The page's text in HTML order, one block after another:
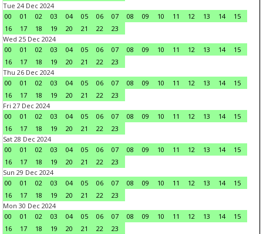
Tue 24 Dec 2024
00
01 02 03 04 05 06 07 08 09 10 11 12 13 14
15
16
17 18 19 20 21 22
23
Wed 25 Dec 2024
00
01 02 03 04 05 06 07 08 09 10 11 12 13 14
15
16
17 18 19 20 21 22
23
Thu 26 Dec 2024
00
01 02 03 04 05 06 07 08 09 10 11 12 13 14
15
16
17 18 19 20 21 22
23
Fri 27 Dec 2024
00
01 02 03 04 05 06 07 08 09 10 11 12 13 14
15
16
17 18 19 20 21 22
23
Sat 28 Dec 2024
00
01 02 03 04 05 06 07 08 09 10 11 12 13 14
15
16
17 18 19 20 21 22
23
Sun 29 Dec 2024
00
01 02 03 04 05 06 07 08 09 10 11 12 13 14
15
16
17 18 19 20 21 22
23
Mon 30 Dec 2024
00
01 02 03 04 05 06 07 08 09 10 11 12 13 14
15
16
17 18 19 20 21 22
23